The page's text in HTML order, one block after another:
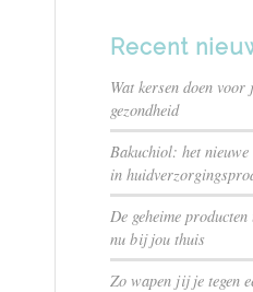
Recent
Wat kersen doen voor
gezondheid
Bakuchiol: het nieuwe
in
De geheime
nu bij jou thuis
Zo wapen jij je tegen